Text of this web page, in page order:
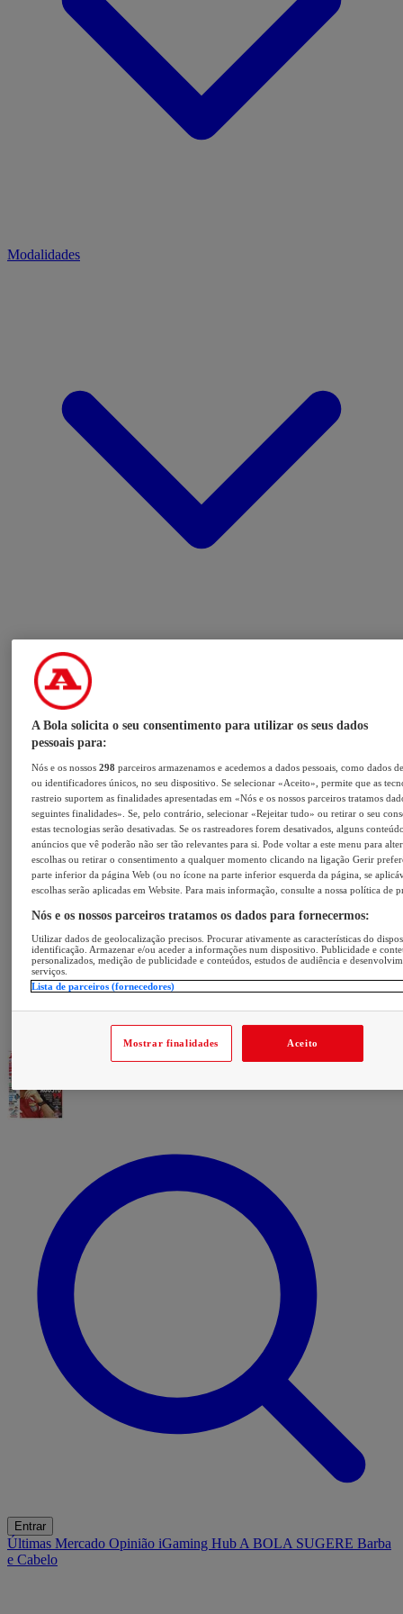
Modalidades
Entrar
Últimas Mercado Opinião iGaming Hub A BOLA SUGERE Barba
e Cabelo
A Bola solicita o seu consentimento para utilizar os seus dados
pessoais para:
Nós e os nossos298 parceiros armazenamos e acedemos a dados pessoais, como dados
ou identificadores únicos, no seu dispositivo. Se selecionar «Aceito», permite que as
rastreio suportem as finalidades apresentadas em «Nós e os nossos parceiros tratamos
seguintes finalidades». Se, pelo contrário, selecionar «Rejeitar tudo» ou retirar o seu
estas tecnologias serão desativadas. Se os rastreadores forem desativados, alguns
anúncios que vê poderão não ser tão relevantes para si. Pode voltar a este menu para
escolhas ou retirar o consentimento a qualquer momento clicando na ligação Gerir
parte inferior da página Web (ou no ícone na parte inferior esquerda da página, se
escolhas serão aplicadas em Website. Para mais informação, consulte a nossa política de
Nós e os nossos parceiros tratamos os dados para fornecermos:
Utilizar dados de geolocalização precisos. Procurar ativamente as características do
identificação. Armazenar e/ou aceder a informações num dispositivo. Publicidade e
personalizados, medição de publicidade e conteúdos, estudos de audiência e
serviços.
Lista de parceiros (fornecedores)
Mostrar finalidades Aceito